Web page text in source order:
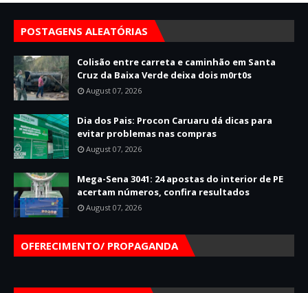
POSTAGENS ALEATÓRIAS
Colisão entre carreta e caminhão em Santa
Cruz da Baixa Verde deixa dois m0rt0s
August 07, 2026
Dia dos Pais: Procon Caruaru dá dicas para
evitar problemas nas compras
August 07, 2026
Mega-Sena 3041: 24 apostas do interior de PE
acertam números, confira resultados
August 07, 2026
OFERECIMENTO/ PROPAGANDA